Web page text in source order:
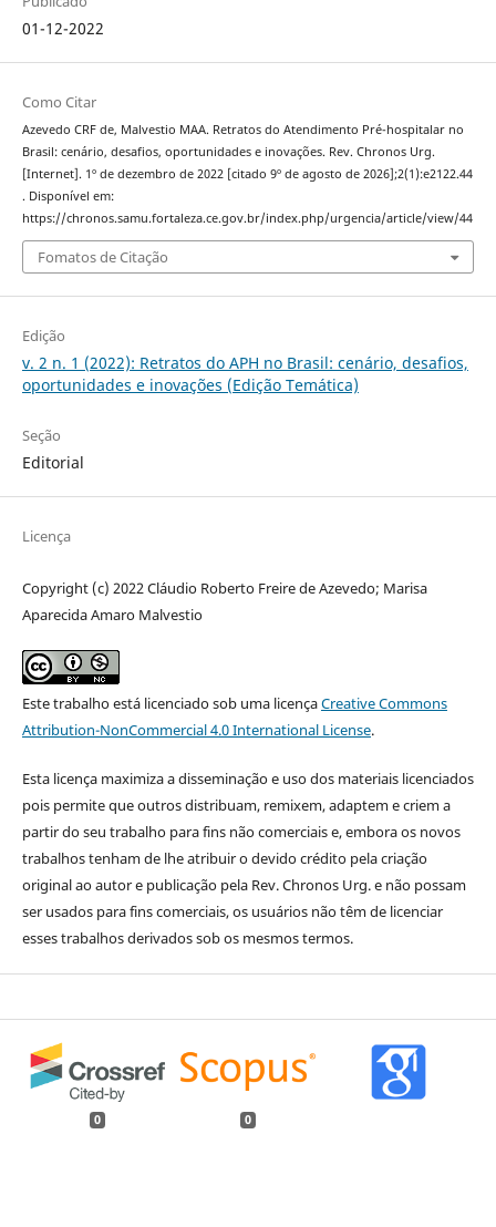
01-12-2022
Como Citar
Azevedo CRF de, Malvestio MAA. Retratos do Atendimento Pré-hospitalar no
Brasil: cenário, desafios, oportunidades e inovações. Rev. Chronos Urg.
[Internet]. 1º de dezembro de 2022 [citado 9º de agosto de 2026];2(1):e2122.44
. Disponível em:
https://chronos.samu.fortaleza.ce.gov.br/index.php/urgencia/article/view/44
Fomatos de Citação
Edição
v. 2 n. 1 (2022): Retratos do APH no Brasil: cenário, desafios,
oportunidades e inovações (Edição Temática)
Seção
Editorial
Licença
Copyright (c) 2022 Cláudio Roberto Freire de Azevedo; Marisa
Aparecida Amaro Malvestio
Este trabalho está licenciado sob uma licençaCreative Commons
Attribution-NonCommercial 4.0 International License.
Esta licença maximiza a disseminação e uso dos materiais licenciados
pois permite que outros distribuam, remixem, adaptem e criem a
partir do seu trabalho para fins não comerciais e, embora os novos
trabalhos tenham de lhe atribuir o devido crédito pela criação
original ao autor e publicação pela Rev. Chronos Urg. e não possam
ser usados para fins comerciais, os usuários não têm de licenciar
esses trabalhos derivados sob os mesmos termos.
0 0